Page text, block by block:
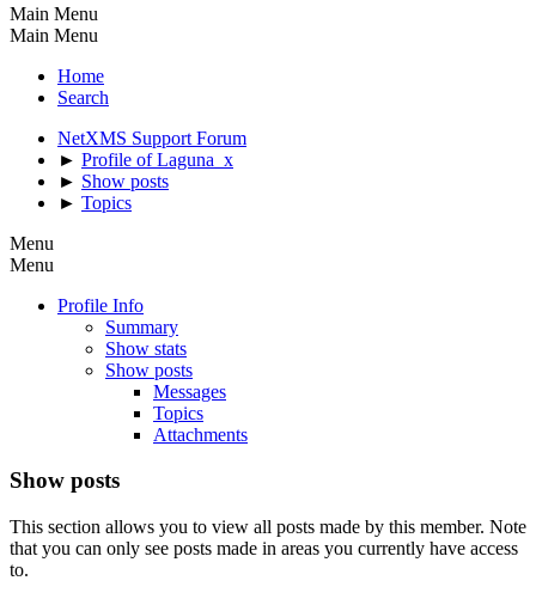
Main Menu
Main Menu
Home
Search
NetXMS Support Forum
► Profile of Laguna_x
► Show posts
► Topics
Menu
Menu
Profile Info
Summary
Show stats
Show posts
Messages
Topics
Attachments
Show posts
This section allows you to view all posts made by this member. Note
that you can only see posts made in areas you currently have access
to.